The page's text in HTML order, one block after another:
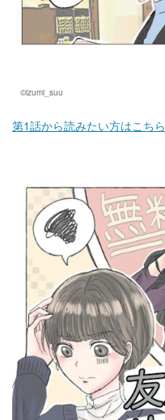
©izumi_suu
第1話から読みたい方はこちら